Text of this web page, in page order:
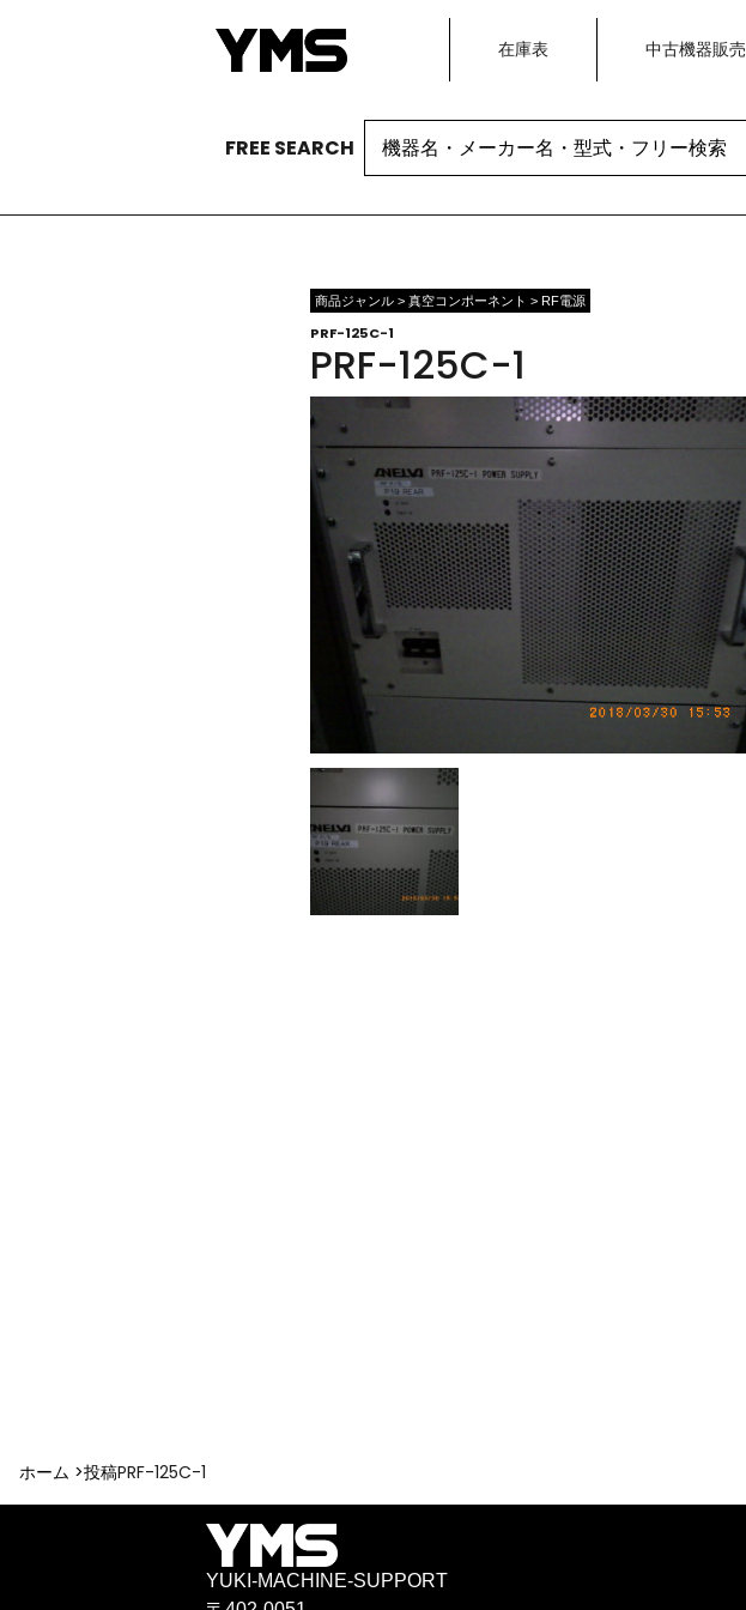
在庫表 中古機器販売
FREE SEARCH
Search
for:
商品ジャンル > 真空コンポーネント > RF電源
PRF-125C-1
PRF-125C-1
ホーム >投稿PRF-125C-1
YUKI-MACHINE-SUPPORT